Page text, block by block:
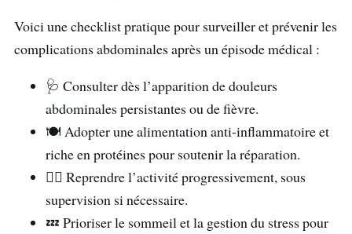
Voici une checklist pratique pour surveiller et prévenir les
complications abdominales après un épisode médical :
🩺 Consulter dès l’apparition de douleurs
abdominales persistantes ou de fièvre.
🍽️ Adopter une alimentation anti-inflammatoire et
riche en protéines pour soutenir la réparation.
🏃‍♀️ Reprendre l’activité progressivement, sous
supervision si nécessaire.
💤 Prioriser le sommeil et la gestion du stress pour